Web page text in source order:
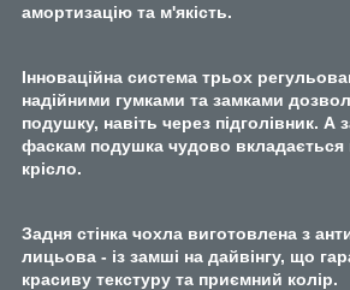
амортизацію та м'якість.
Інноваційна система трьох
надійними гумками та замками
подушку, навіть через підголівник. А
фаскам подушка чудово вкладається
крісло.
Задня стінка чохла виготовлена з
лицьова - із замші на дайвінгу, що
красиву текстуру та приємний колір.